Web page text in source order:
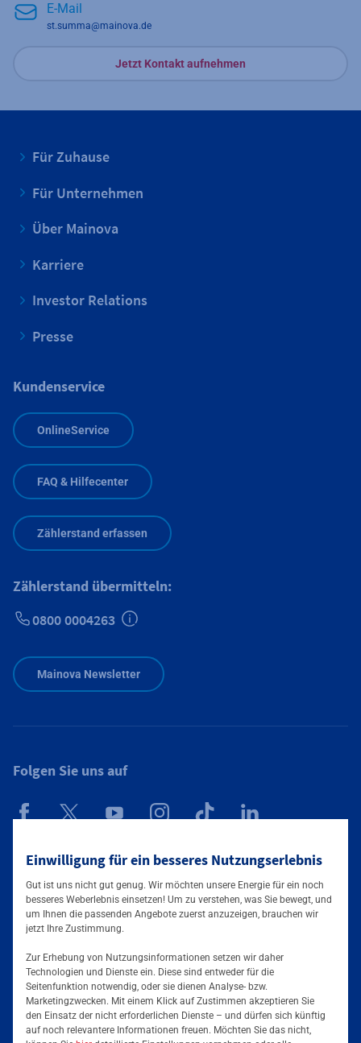
Einwilligung für ein besseres Nutzungserlebnis
Gut ist uns nicht gut genug. Wir möchten unsere Energie für ein noch
besseres Weberlebnis einsetzen! Um zu verstehen, was Sie bewegt, und
um Ihnen die passenden Angebote zuerst anzuzeigen, brauchen wir
jetzt Ihre Zustimmung.
Zur Erhebung von Nutzungsinformationen setzen wir daher
Technologien und Dienste ein. Diese sind entweder für die
Seitenfunktion notwendig, oder sie dienen Analyse- bzw.
Marketingzwecken. Mit einem Klick auf Zustimmen akzeptieren Sie
den Einsatz der nicht erforderlichen Dienste – und dürfen sich künftig
auf noch relevantere Informationen freuen. Möchten Sie das nicht,
E-Mail
st.summa@mainova.de
Jetzt Kontakt aufnehmen
Für Zuhause
Für Unternehmen
Über Mainova
Karriere
Investor Relations
Presse
Kundenservice
OnlineService
FAQ & Hilfecenter
Zählerstand erfassen
Zählerstand übermitteln:
0800 0004263
Mainova Newsletter
Folgen Sie uns auf
Mainova App
Tarife & Angebote
Strom für Zuhause
Services & Informationen